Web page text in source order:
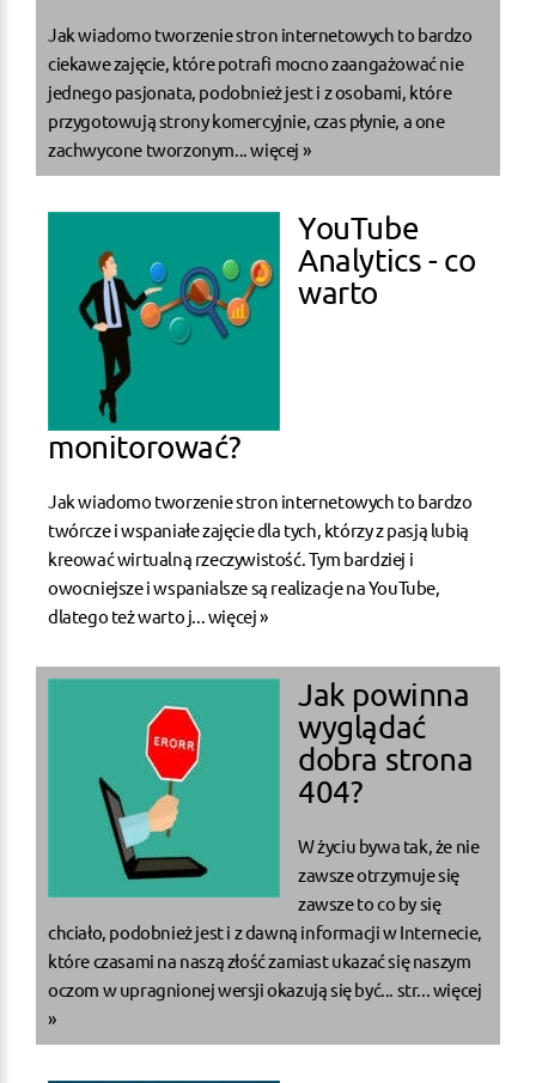
Jak wiadomo tworzenie stron internetowych to bardzo
ciekawe zajęcie, które potrafi mocno zaangażować nie
jednego pasjonata, podobnież jest i z osobami, które
przygotowują strony komercyjnie, czas płynie, a one
zachwycone tworzonym...więcej »
YouTube
Analytics - co
warto
monitorować?
Jak wiadomo tworzenie stron internetowych to bardzo
twórcze i wspaniałe zajęcie dla tych, którzy z pasją lubią
kreować wirtualną rzeczywistość. Tym bardziej i
owocniejsze i wspanialsze są realizacje na YouTube,
dlatego też warto j... więcej »
Jak powinna
wyglądać
dobra strona
404?
W życiu bywa tak, że nie
zawsze otrzymuje się
zawsze to co by się
chciało, podobnież jest i z dawną informacji w Internecie,
które czasami na naszą złość zamiast ukazać się naszym
oczom w upragnionej wersji okazują się być... str... więcej
»